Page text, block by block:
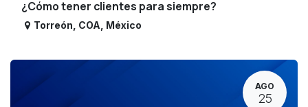
¿Cómo tener clientes para siempre?
Torreón COA México
AGO
25